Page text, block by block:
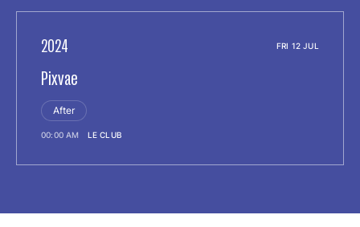
2024 FRI 12 JUL
Pixvae
After
00:00 AM LE CLUB